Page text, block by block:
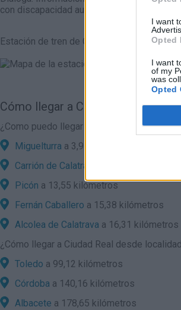
I want
Opted
I want
of my
was
Opted
con discapacidad auditiva.
Estación de tren de Ciudad real - central en
Cómo llegar a Ciudad Real por
¿Como puedo llegar en coche a Ciudad
Miguelturra a 3,91 kilómetros
Carrión de Calatrava
Picón a 13,55 kilómetros
Fernán Caballero a 15,38 kilómetros
Alcolea de Calatrava a 16,31 kilómetros
¿ Cómo llegar a Ciudad Real desde
Toledo a 99,12 kilómetros
Córdoba a 140,16 kilómetros
Albacete a 178,65 kilómetros